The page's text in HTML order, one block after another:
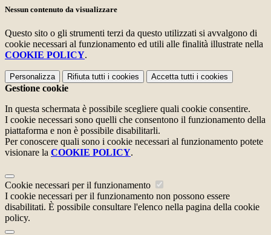
Nessun contenuto da visualizzare
Questo sito o gli strumenti terzi da questo utilizzati si avvalgono di
cookie necessari al funzionamento ed utili alle finalità illustrate nella
COOKIE POLICY.
Personalizza Rifiuta tutti i cookies Accetta tutti i cookies
Gestione cookie
In questa schermata è possibile scegliere quali cookie consentire.
I cookie necessari sono quelli che consentono il funzionamento della
piattaforma e non è possibile disabilitarli.
Per conoscere quali sono i cookie necessari al funzionamento potete
visionare la COOKIE POLICY.
Cookie necessari per il funzionamento
I cookie necessari per il funzionamento non possono essere
disabilitati. È possibile consultare l'elenco nella pagina della cookie
policy.